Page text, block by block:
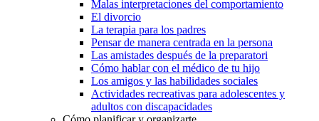
Malas interpretaciones del comportamiento
El divorcio
La terapia para los padres
Pensar de manera centrada en la persona
Las amistades después de la preparatori
Cómo hablar con el médico de tu hijo
Los amigos y las habilidades sociales
Actividades recreativas para adolescentes y
adultos con discapacidades